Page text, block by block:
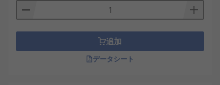
追加
データシート